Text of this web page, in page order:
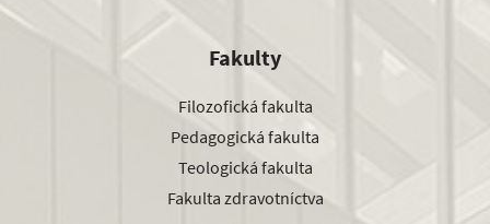
Fakulty
Filozofická fakulta
Pedagogická fakulta
Teologická fakulta
Fakulta zdravotníctva